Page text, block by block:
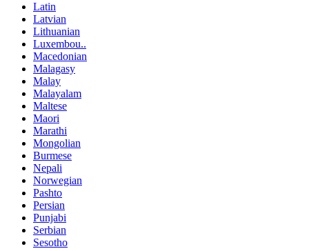
Latin
Latvian
Lithuanian
Luxembou..
Macedonian
Malagasy
Malay
Malayalam
Maltese
Maori
Marathi
Mongolian
Burmese
Nepali
Norwegian
Pashto
Persian
Punjabi
Serbian
Sesotho